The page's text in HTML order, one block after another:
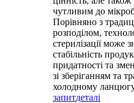
чутливим до
Порівняно з
розподілом,
стерилізації може
стабільність
придатності та
зі зберіганням та
холодному
запитдеталі